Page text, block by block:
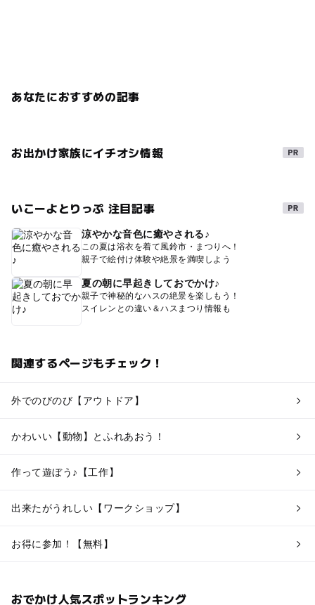
あなたにおすすめの記事
お出かけ家族にイチオシ情報
いこーよとりっぷ 注目記事
涼やかな音色に癒やされる♪
この夏は浴衣を着て風鈴市・まつりへ！
親子で絵付け体験や絶景を満喫しよう
夏の朝に早起きしておでかけ♪
親子で神秘的なハスの絶景を楽しもう！
スイレンとの違い＆ハスまつり情報も
関連するページもチェック！
外でのびのび【アウトドア】
かわいい【動物】とふれあおう！
作って遊ぼう♪【工作】
出来たがうれしい【ワークショップ】
お得に参加！【無料】
おでかけ人気スポットランキング